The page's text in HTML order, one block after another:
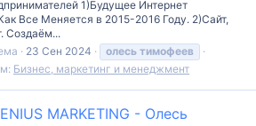
1)Будущее Интернет
Все Меняется в 2015-2016 Году. 2)Сайт,
Создаём...
23 Сен 2024 олесь тимофеев
Бизнес, маркетинг и менеджмент
MARKETING - Олесь